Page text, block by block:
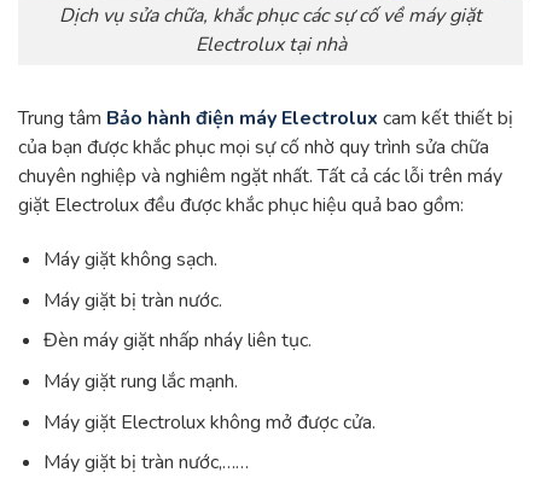
Dịch vụ sửa chữa, khắc phục các sự cố về máy giặt
Electrolux tại nhà
Trung tâm Bảo hành điện máy Electrolux cam kết thiết bị
của bạn được khắc phục mọi sự cố nhờ quy trình sửa chữa
chuyên nghiệp và nghiêm ngặt nhất. Tất cả các lỗi trên máy
giặt Electrolux đều được khắc phục hiệu quả bao gồm:
Máy giặt không sạch.
Máy giặt bị tràn nước.
Đèn máy giặt nhấp nháy liên tục.
Máy giặt rung lắc mạnh.
Máy giặt Electrolux không mở được cửa.
Máy giặt bị tràn nước,……